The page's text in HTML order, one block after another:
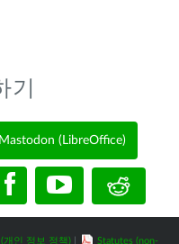
기
Mastodon (LibreOffice)
개인 정보 정책) Statutes (non-